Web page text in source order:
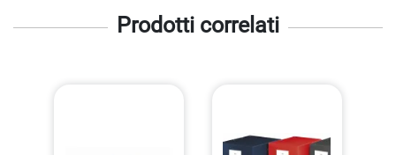
Prodotti correlati